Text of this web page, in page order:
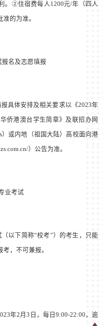
。②住宿费每人1200元/年（四人
的为准。
名及志愿填报
具体安排及相关要求以《2023年
侨港澳台学生简章》及联招办网
）或内地（祖国大陆）高校面向港
）公告为准。
业考试
以下简称“校考”）的考生，只能
，不可兼报。
年2月3日，每日9:00-22:00，逾